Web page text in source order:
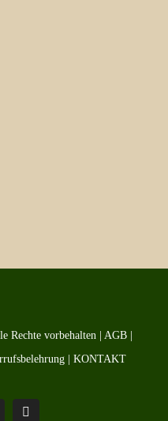
Rechte vorbehalten | AGB
KONTAKT
Instagram